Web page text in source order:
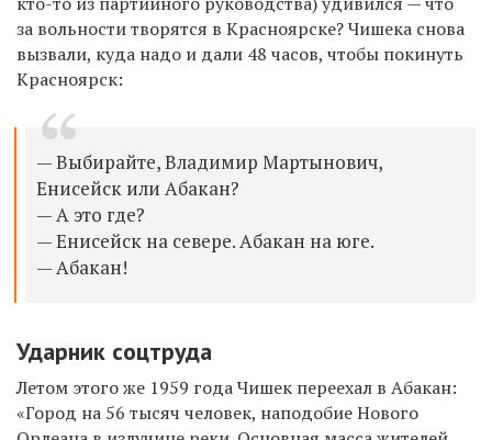
за вольности творятся в Красноярске? Чишека снова
вызвали, куда надо и дали 48 часов, чтобы покинуть
Красноярск:
— Выбирайте, Владимир Мартынович,
Енисейск или Абакан?
— А это где?
— Енисейск на севере. Абакан на юге.
— Абакан!
Ударник соцтруда
Летом этого же 1959 года Чишек переехал в Абакан:
«Город на 56 тысяч человек, наподобие Нового